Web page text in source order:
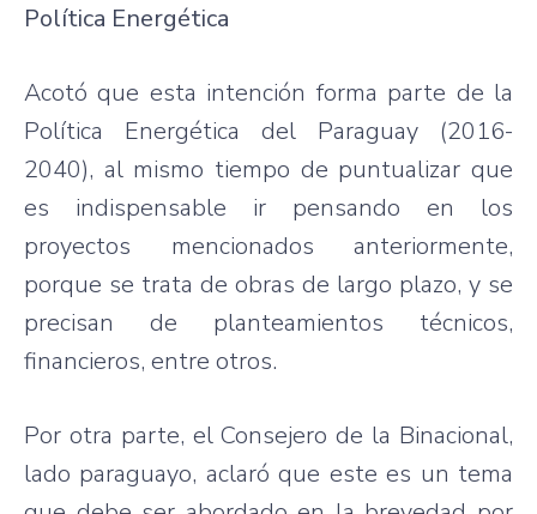
Política Energética
Acotó que esta intención forma parte de la
Política Energética del Paraguay (2016-
2040), al mismo tiempo de puntualizar que
es indispensable ir pensando en los
proyectos mencionados anteriormente,
porque se trata de obras de largo plazo, y se
precisan de planteamientos técnicos,
financieros, entre otros.
Por otra parte, el Consejero de la Binacional,
lado paraguayo, aclaró que este es un tema